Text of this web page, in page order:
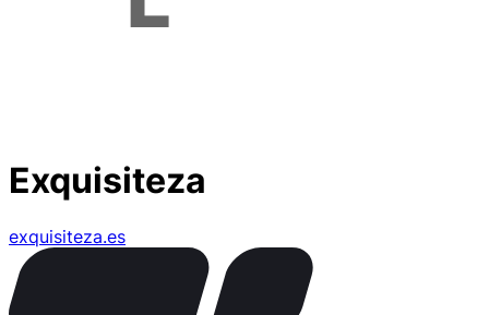
Exquisiteza
exquisiteza.es